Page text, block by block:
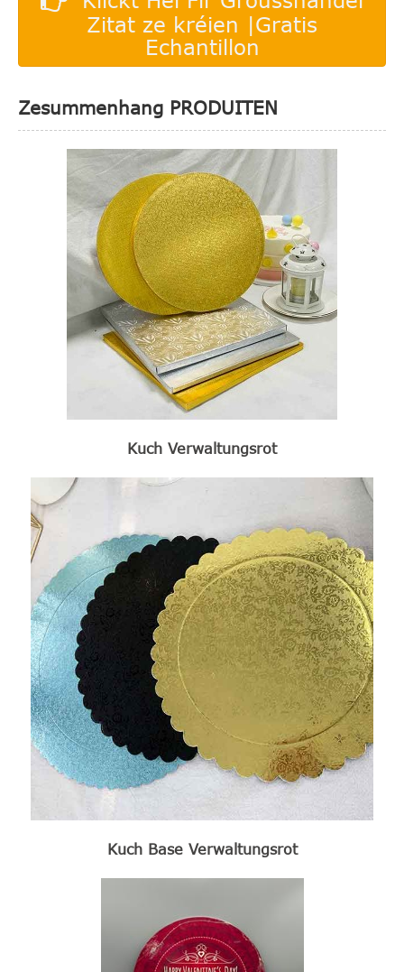
Zitat ze kréien |Gratis
Echantillon
Zesummenhang PRODUITEN
Kuch Verwaltungsrot
Kuch Base Verwaltungsrot